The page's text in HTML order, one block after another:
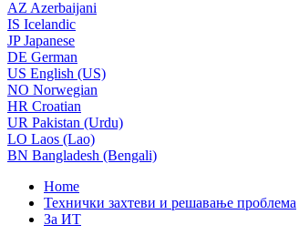
AZ Azerbaijani
IS Icelandic
JPJapanese
DE German
US English (US)
NO Norwegian
HR Croatian
UR Pakistan (Urdu)
LO Laos (Lao)
BN Bangladesh (Bengali)
Home
Технички захтеви и решавање проблема
За ИТ